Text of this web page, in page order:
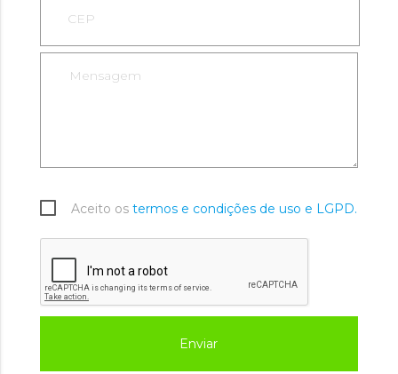
Aceito os termos e condições de uso e LGPD.
Enviar